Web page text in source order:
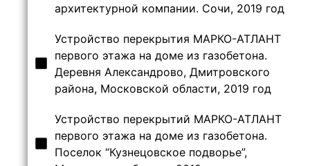
архитектурной компании. Сочи, 2019 год
Устройство перекрытия МАРКО-АТЛАНТ
первого этажа на доме из газобетона.
Деревня Александрово, Дмитровского
района, Московской области, 2019 год
Устройство перекрытий МАРКО-АТЛАНТ
первого этажа на доме из газобетона.
Поселок “Кузнецовское подворье”,